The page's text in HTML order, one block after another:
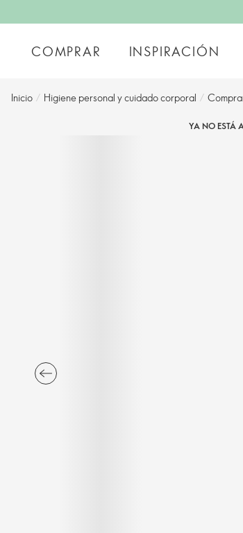
COMPRAR INSPIRACIÓN
Inicio / Higiene personal y cuidado corporal /
YA NO ESTÁ